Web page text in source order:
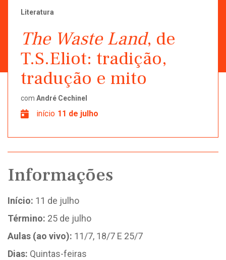
Literatura
The Waste Land, de
T.S.Eliot: tradição,
tradução e mito
com André Cechinel
início 11 de julho
Informações
Início: 11 de julho
Término: 25 de julho
Aulas (ao vivo): 11/7, 18/7 E 25/7
Dias: Quintas-feiras